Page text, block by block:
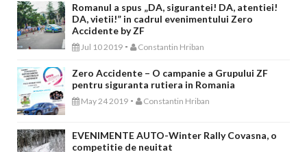
Romanul a spus „DA, sigurantei! DA, atentiei!
DA, vietii!” in cadrul evenimentului Zero
Accidente by ZF
Jul 10 2019 - Constantin Hriban
Zero Accidente – O campanie a Grupului ZF
pentru siguranta rutiera in Romania
May 24 2019 - Constantin Hriban
EVENIMENTE AUTO-Winter Rally Covasna, o
competitie de neuitat